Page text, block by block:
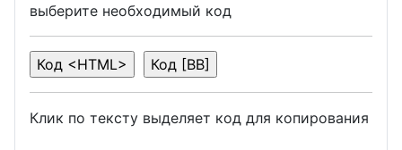
выберите необходимый код
Клик по тексту выделяет код для копирования